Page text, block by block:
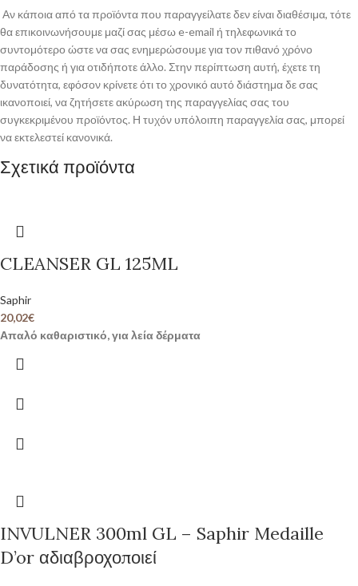
Αν κάποια από τα προϊόντα που παραγγείλατε δεν είναι διαθέσιμα, τότε
θα επικοινωνήσουμε μαζί σας μέσω e-email ή τηλεφωνικά το
συντομότερο ώστε να σας ενημερώσουμε για τον πιθανό χρόνο
παράδοσης ή για οτιδήποτε άλλο. Στην περίπτωση αυτή, έχετε τη
δυνατότητα, εφόσον κρίνετε ότι το χρονικό αυτό διάστημα δε σας
ικανοποιεί, να ζητήσετε ακύρωση της παραγγελίας σας του
συγκεκριμένου προϊόντος. Η τυχόν υπόλοιπη παραγγελία σας, μπορεί
να εκτελεστεί κανονικά.
Σχετικά προϊόντα
CLEANSER GL 125ML
Saphir
20,02€
Απαλό καθαριστικό, για λεία δέρματα
INVULNER 300ml GL – Saphir Medaille
D’or αδιαβροχοποιεί